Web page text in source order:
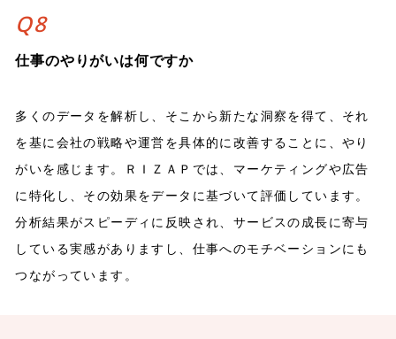
Q8
仕事のやりがいは何ですか
多くのデータを解析し、そこから新たな洞察を得て、それ
を基に会社の戦略や運営を具体的に改善することに、やり
がいを感じます。ＲＩＺＡＰでは、マーケティングや広告
に特化し、その効果をデータに基づいて評価しています。
分析結果がスピーディに反映され、サービスの成長に寄与
している実感がありますし、仕事へのモチベーションにも
つながっています。